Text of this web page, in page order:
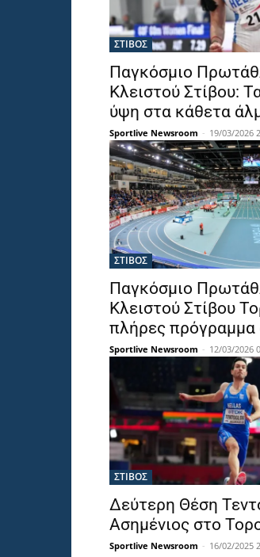
ΣΤΙΒΟΣ
Παγκόσμιο
Κλειστού Στίβου:
ύψη στα κάθετα
Sportlive Newsroom - 19/03/2026
ΣΤΙΒΟΣ
Παγκόσμιο
Κλειστού Στίβου
πλήρες
Sportlive Newsroom - 12/03/2026
ΣΤΙΒΟΣ
Δεύτερη Θέση
Ασημένιος στο
Sportlive Newsroom - 16/02/2025